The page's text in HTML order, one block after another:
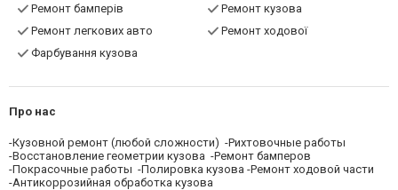
Ремонт бамперів
Ремонт кузова
Ремонт легкових авто
Ремонт ходової
Фарбування кузова
Про нас
-Кузовной ремонт (любой сложности) -Рихтовочные работы
-Восстановление геометрии кузова -Ремонт бамперов
-Покрасочные работы -Полировка кузова -Ремонт ходовой части
-Антикоррозийная обработка кузова